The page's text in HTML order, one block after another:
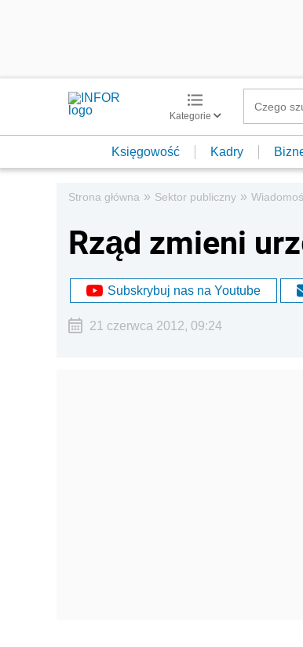
Kategorie
Księgowość Kadry
Strona główna » Sektor publiczny »
Rząd zmieni
Subskrybuj nas na Youtube
21 czerwca 2012, 09:24